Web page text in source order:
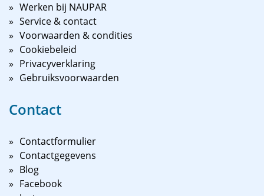
Werken bij NAUPAR
Service & contact
Voorwaarden & condities
Cookiebeleid
Privacyverklaring
Gebruiksvoorwaarden
Contact
Contactformulier
Contactgegevens
Blog
Facebook